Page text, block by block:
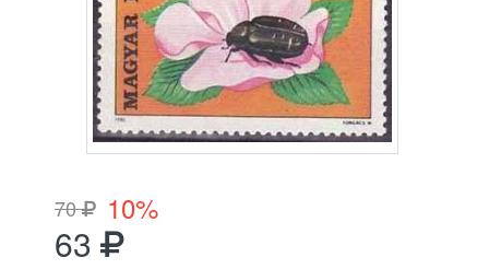
70 10%
63